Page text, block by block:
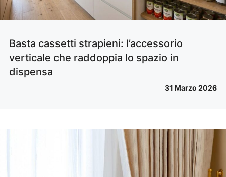
Basta cassetti strapieni: l’accessorio
verticale che raddoppia lo spazio in
dispensa
31 Marzo 2026